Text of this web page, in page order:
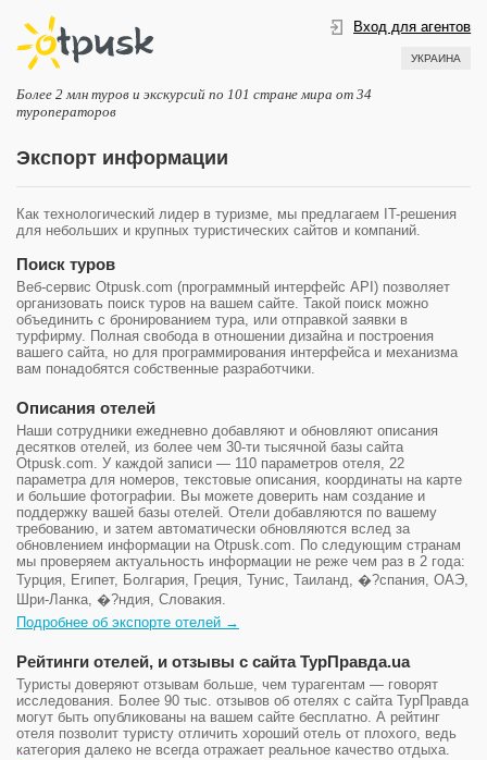
Более 2 млн туров и экскурсий по 101 стране мира от 34
туроператоров
УКРАИНА
Вход для агентов
Экспорт информации
Как технологический лидер в туризме, мы предлагаем IT-решения
для небольших и крупных туристических сайтов и компаний.
Поиск туров
Веб-сервис Otpusk.com (программный интерфейс API) позволяет
организовать поиск туров на вашем сайте. Такой поиск можно
объединить с бронированием тура, или отправкой заявки в
турфирму. Полная свобода в отношении дизайна и построения
вашего сайта, но для программирования интерфейса и механизма
вам понадобятся собственные разработчики.
Описания отелей
Наши сотрудники ежедневно добавляют и обновляют описания
десятков отелей, из более чем 30-ти тысячной базы сайта
Otpusk.com. У каждой записи — 110 параметров отеля, 22
параметра для номеров, текстовые описания, координаты на карте
и большие фотографии. Вы можете доверить нам создание и
поддержку вашей базы отелей. Отели добавляются по вашему
требованию, и затем автоматически обновляются вслед за
обновлением информации на Otpusk.com. По следующим странам
мы проверяем актуальность информации не реже чем раз в 2 года:
Турция, Египет, Болгария, Греция, Тунис, Таиланд, �?спания, ОАЭ,
Шри-Ланка, �?ндия, Словакия.
Подробнее об экспорте отелей →
Рейтинги отелей, и отзывы с сайта ТурПравда.ua
Туристы доверяют отзывам больше, чем турагентам — говорят
исследования. Более 90 тыс. отзывов об отелях с сайта ТурПравда
могут быть опубликованы на вашем сайте бесплатно. А рейтинг
отеля позволит туристу отличить хороший отель от плохого, ведь
категория далеко не всегда отражает реальное качество отдыха.